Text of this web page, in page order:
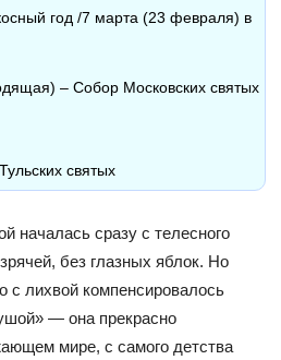
год /7 марта (23 февраля) в
– Собор Московских святых
святых
началась сразу с телесного
без глазных яблок. Но
с лихвой компенсировалось
— она прекрасно
мире, с самого детства